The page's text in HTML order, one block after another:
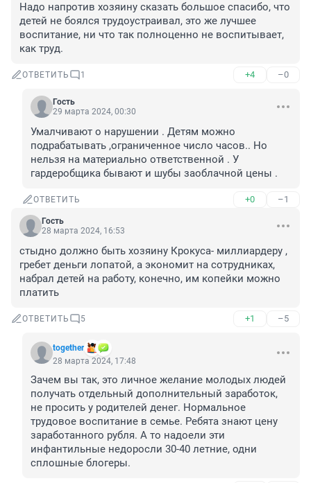
Надо напротив хозяину сказать большое спасибо, что
детей не боялся трудоустраивал, это же лучшее
воспитание, ни что так полноценно не воспитывает,
как труд.
ОТВЕТИТЬ 1 +4 –0
Гость
29 марта 2024, 00:30
Умалчивают о нарушении . Детям можно
подрабатывать ,ограниченное число часов.. Но
нельзя на материально ответственной . У
гардеробщика бывают и шубы заоблачной цены .
ОТВЕТИТЬ +0 –1
Гость
28 марта 2024, 16:53
стыдно должно быть хозяину Крокуса- миллиардеру ,
гребет деньги лопатой, а экономит на сотрудниках,
набрал детей на работу, конечно, им копейки можно
платить
ОТВЕТИТЬ 5 +1 –5
together
28 марта 2024, 17:48
Зачем вы так, это личное желание молодых людей
получать отдельный дополнительный заработок,
не просить у родителей денег. Нормальное
трудовое воспитание в семье. Ребята знают цену
заработанного рубля. А то надоели эти
инфантильные недоросли 30-40 летние, одни
сплошные блогеры.